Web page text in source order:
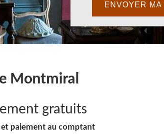
Montmiral
gratuits
paiement au comptant